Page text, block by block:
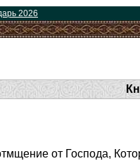
2026
от Господа,